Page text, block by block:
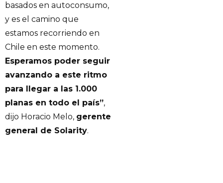
basados en autoconsumo,
y es el camino que
estamos recorriendo en
Chile en este momento.
Esperamos poder seguir
avanzando a este ritmo
para llegar a las 1.000
planas en todo el país”,
dijo Horacio Melo, gerente
general de Solarity.